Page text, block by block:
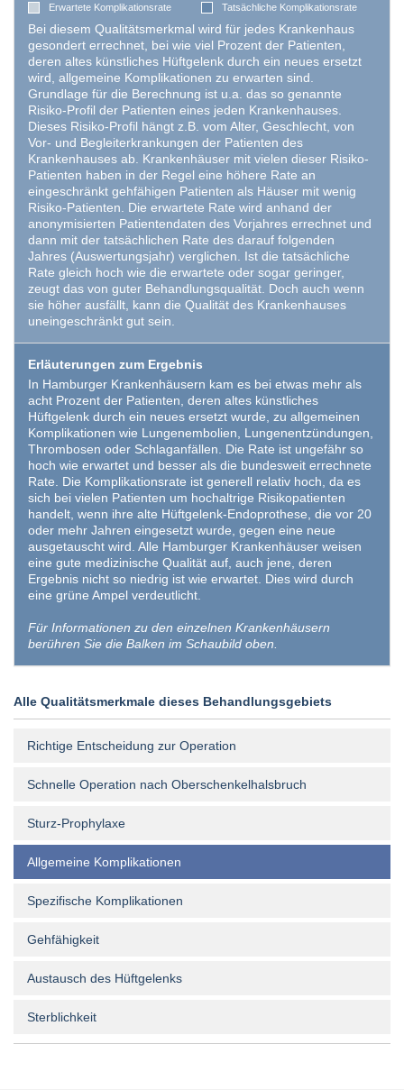
Erwartete Komplikationsrate Tatsächliche Komplikationsrate
Bei diesem Qualitätsmerkmal wird für jedes Krankenhaus
gesondert errechnet, bei wie viel Prozent der Patienten,
deren altes künstliches Hüftgelenk durch ein neues ersetzt
wird, allgemeine Komplikationen zu erwarten sind.
Grundlage für die Berechnung ist u.a. das so genannte
Risiko-Profil der Patienten eines jeden Krankenhauses.
Dieses Risiko-Profil hängt z.B. vom Alter, Geschlecht, von
Vor- und Begleiterkrankungen der Patienten des
Krankenhauses ab. Krankenhäuser mit vielen dieser Risiko-
Patienten haben in der Regel eine höhere Rate an
eingeschränkt gehfähigen Patienten als Häuser mit wenig
Risiko-Patienten. Die erwartete Rate wird anhand der
anonymisierten Patientendaten des Vorjahres errechnet und
dann mit der tatsächlichen Rate des darauf folgenden
Jahres (Auswertungsjahr) verglichen. Ist die tatsächliche
Rate gleich hoch wie die erwartete oder sogar geringer,
zeugt das von guter Behandlungsqualität. Doch auch wenn
sie höher ausfällt, kann die Qualität des Krankenhauses
uneingeschränkt gut sein.
Erläuterungen zum Ergebnis
In Hamburger Krankenhäusern kam es bei etwas mehr als
acht Prozent der Patienten, deren altes künstliches
Hüftgelenk durch ein neues ersetzt wurde, zu allgemeinen
Komplikationen wie Lungenembolien, Lungenentzündungen,
Thrombosen oder Schlaganfällen. Die Rate ist ungefähr so
hoch wie erwartet und besser als die bundesweit errechnete
Rate. Die Komplikationsrate ist generell relativ hoch, da es
sich bei vielen Patienten um hochaltrige Risikopatienten
handelt, wenn ihre alte Hüftgelenk-Endoprothese, die vor 20
oder mehr Jahren eingesetzt wurde, gegen eine neue
ausgetauscht wird. Alle Hamburger Krankenhäuser weisen
eine gute medizinische Qualität auf, auch jene, deren
Ergebnis nicht so niedrig ist wie erwartet. Dies wird durch
eine grüne Ampel verdeutlicht.
Für Informationen zu den einzelnen Krankenhäusern
berühren Sie die Balken im Schaubild oben.
Alle Qualitätsmerkmale dieses Behandlungsgebiets
Richtige Entscheidung zur Operation
Schnelle Operation nach Oberschenkelhalsbruch
Sturz-Prophylaxe
Allgemeine Komplikationen
Spezifische Komplikationen
Gehfähigkeit
Austausch des Hüftgelenks
Sterblichkeit